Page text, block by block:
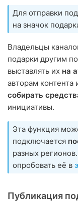
Для отправки
на значок
Владельцы
подарки другим
выставлять их на
авторам контента
собирать
инициативы.
Эта функция
подключается
разных
опробовать её в
Публикация